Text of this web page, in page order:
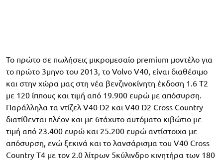
Το πρώτο σε πωλήσεις μικρομεσαίο premium μοντέλο για
το πρώτο 3μηνο του 2013, το Volvo V40, είναι διαθέσιμο
και στην χώρα μας στη νέα βενζινοκίνητη έκδοση 1.6 T2
με 120 ίππους και τιμή από 19.900 ευρώ με απόσυρση.
Παράλληλα τα ντίζελ V40 D2 και V40 D2 Cross Country
διατίθενται πλέον και με 6τάχυτο αυτόματο κιβώτιο με
τιμή από 23.400 ευρώ και 25.200 ευρώ αντίστοιχα με
απόσυρση, ενώ ξεκινά και το λανσάρισμα του V40 Cross
Country T4 με τον 2.0 λίτρων 5κύλινδρο κινητήρα των 180